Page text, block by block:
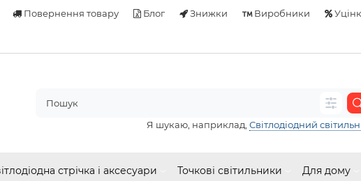
Повернення товару Блог Знижки Виробники
Я шукаю, наприклад, Світлодіодний
стрічка і аксесуари Точкові світильники Для дому